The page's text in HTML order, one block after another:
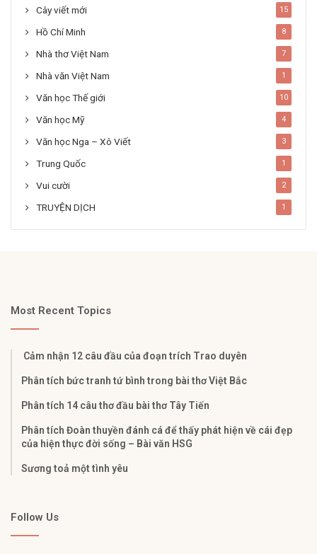
Cây viết mới 15
Hồ Chí Minh 8
Nhà thơ Việt Nam 7
Nhà văn Việt Nam 1
Văn học Thế giới 10
Văn học Mỹ 4
Văn học Nga – Xô Viết 3
Trung Quốc 1
Vui cười 2
TRUYỆN DỊCH 1
Most Recent Topics
Cảm nhận 12 câu đầu của đoạn trích Trao duyên
Phân tích bức tranh tứ bình trong bài thơ Việt Bắc
Phân tích 14 câu thơ đầu bài thơ Tây Tiến
Phân tích Đoàn thuyền đánh cá để thấy phát hiện về cái đẹp
của hiện thực đời sống – Bài văn HSG
Sương toả một tình yêu
Follow Us